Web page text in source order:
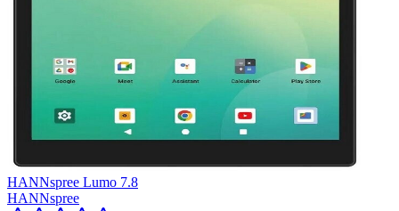
HANNspree Lumo 7.8
HANNspree